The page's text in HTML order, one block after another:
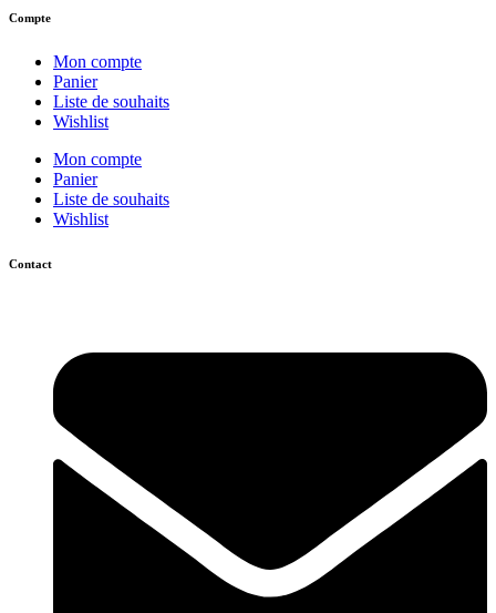
Compte
Mon compte
Panier
Liste de souhaits
Wishlist
Mon compte
Panier
Liste de souhaits
Wishlist
Contact